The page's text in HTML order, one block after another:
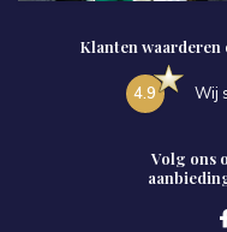
Klanten waarderen
4.9 Wij
Volg ons